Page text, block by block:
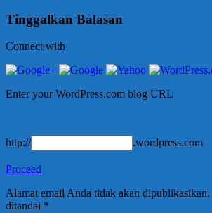
Tinggalkan Balasan
Connect with
Enter your WordPress.com blog URL
http:// .wordpress.com
Proceed
Alamat email Anda tidak akan dipublikasikan.
ditandai *